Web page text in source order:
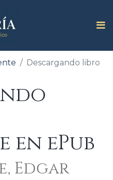
Descargando libro
en ePub
Edgar